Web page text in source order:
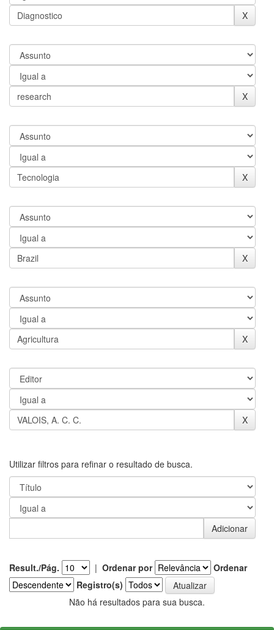
Utilizar filtros para refinar o resultado de busca.
Result./Pág. | Ordenar por
Ordenar
Registro(s)
Não há resultados para sua busca.